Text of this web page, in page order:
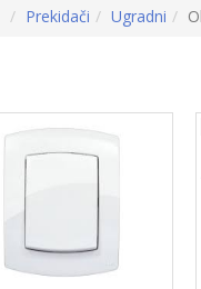
Prekidači Ugradni